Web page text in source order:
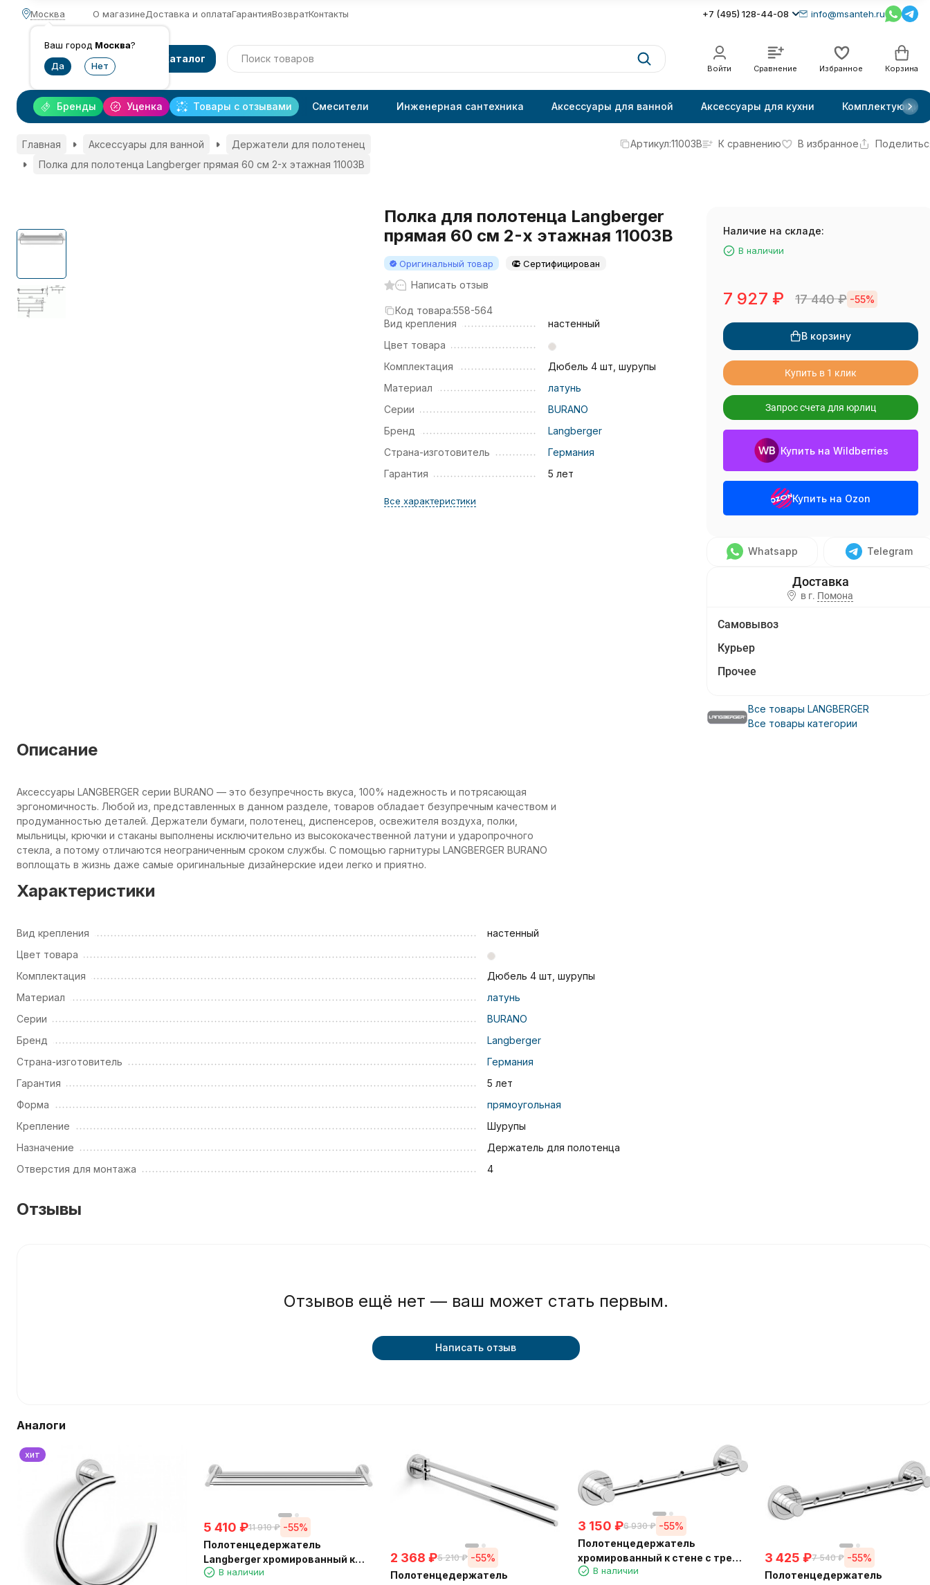
Москва
Ваш город Москва?
О магазинеДоставка и оплатаГарантияВозвратКонтакты +7 (495) 128-44-08 info@msanteh.ru
Каталог
Войти Сравнение Избранное Корзина
Уценка Товары с отзывами
Бренды Смесители Инженерная сантехника Аксессуары для ванной Аксессуары для кухни Комплектующие
Главная Аксессуары для ванной
Держатели для полотенец
Полка для полотенца Langberger прямая 60 см 2-х этажная 11003B
Артикул:11003B К сравнению В избранное
Полка для полотенца Langberger
прямая 60 см 2-х этажная 11003B
Оригинальный товар Сертифицирован
Написать отзыв
Код товара:558-564
Вид крепления
настенный
Цвет товара
Комплектация
Дюбель 4 шт, шурупы
Материал
латунь
Серии
BURANO
Бренд
Langberger
Страна-изготовитель
Германия
Гарантия
5 лет
Все характеристики
Наличие на складе:
В наличии
7 927 ₽ 17 440₽ -55%
В корзину
Купить в 1 клик
Запрос счета для юрлиц
Купить на Wildberries
Купить на Ozon
Whatsapp Telegram
в г. Помона
Самовывоз
Курьер
Прочее
Все товары LANGBERGER
Все товары категории
Описание
Аксессуары LANGBERGER серии BURANO — это безупречность вкуса, 100% надежность и потрясающая
эргономичность. Любой из, представленных в данном разделе, товаров обладает безупречным качеством и
продуманностью деталей. Держатели бумаги, полотенец, диспенсеров, освежителя воздуха, полки,
мыльницы, крючки и стаканы выполнены исключительно из высококачественной латуни и ударопрочного
стекла, а потому отличаются неограниченным сроком службы. С помощью гарнитуры LANGBERGER BURANO
воплощать в жизнь даже самые оригинальные дизайнерские идеи легко и приятно.
Характеристики
Вид крепления
настенный
Цвет товара
Комплектация
Дюбель 4 шт, шурупы
Материал
латунь
Серии
BURANO
Бренд
Langberger
Страна-изготовитель
Германия
Гарантия
5 лет
Форма
прямоугольная
Крепление
Шурупы
Назначение
Держатель для полотенца
Отверстия для монтажа
4
Отзывы
Отзывов ещё нет — ваш может стать первым.
Написать отзыв
Аналоги
хит
5 410 ₽11 910 ₽ -55%
Полотенцедержатель
Langberger хромированный к
стене двойной 60 см 11002A
В наличии
2 368 ₽5 210 ₽ -55%
Полотенцедержатель
3 150 ₽6 930 ₽ -55%
Полотенцедержатель
хромированный к стене с тремя
крючками Langberger 11033A
В наличии
3 425 ₽7 540 ₽ -55%
Полотенцедержатель